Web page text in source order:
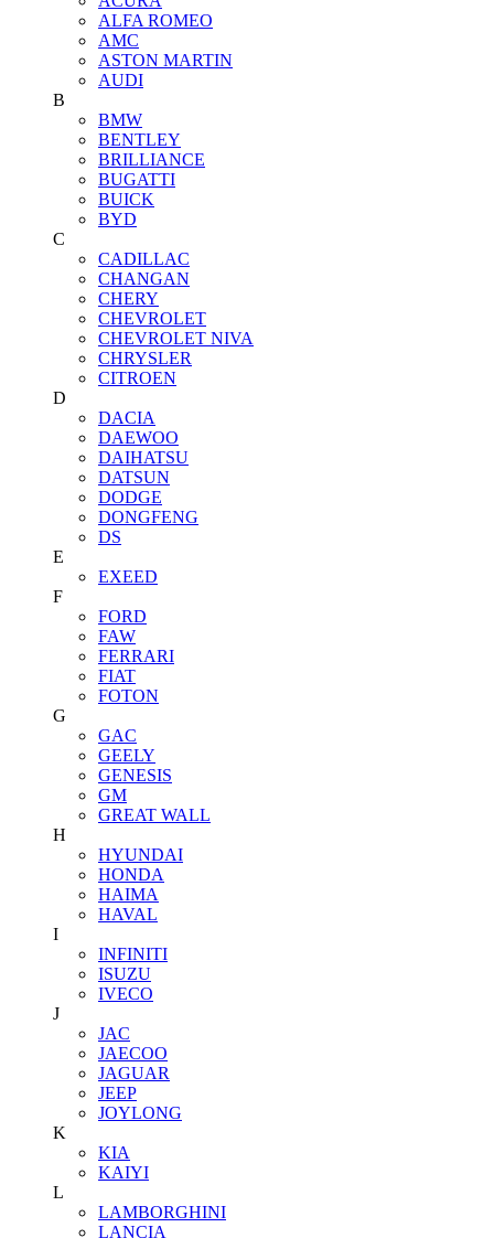
ALFA ROMEO
AMC
ASTON MARTIN
AUDI
B
BMW
BENTLEY
BRILLIANCE
BUGATTI
BUICK
BYD
C
CADILLAC
CHANGAN
CHERY
CHEVROLET
CHEVROLET NIVA
CHRYSLER
CITROEN
D
DACIA
DAEWOO
DAIHATSU
DATSUN
DODGE
DONGFENG
DS
E
EXEED
F
FORD
FAW
FERRARI
FIAT
FOTON
G
GAC
GEELY
GENESIS
GM
GREAT WALL
H
HYUNDAI
HONDA
HAIMA
HAVAL
I
INFINITI
ISUZU
IVECO
J
JAC
JAECOO
JAGUAR
JEEP
JOYLONG
K
KIA
KAIYI
L
LAMBORGHINI
LANCIA